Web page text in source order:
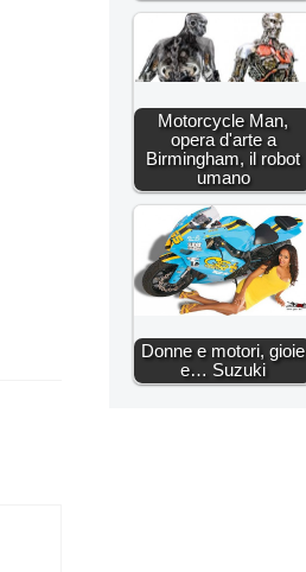
Motorcycle Man,
opera d'arte a
Birmingham, il robot
umano
Donne e motori, gioie
e… Suzuki